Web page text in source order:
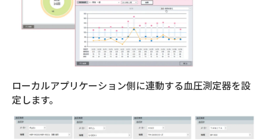
ローカルアプリケーション側に連動する血圧測定器を設
定します。